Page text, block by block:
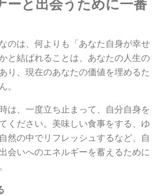
ーと出会うために一番
のは、何よりも「あなた自身が幸せ
と結ばれることは、あなたの人生の
り、現在のあなたの価値を埋めるた
。
は、一度立ち止まって、自分自身を
ください。美味しい食事をする、ゆ
然の中でリフレッシュするなど、自
会いへのエネルギーを蓄えるために